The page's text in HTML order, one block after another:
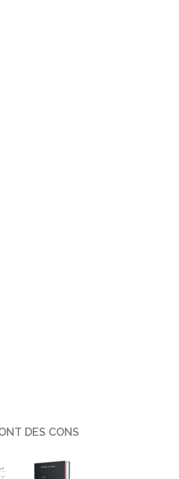
DES CONS